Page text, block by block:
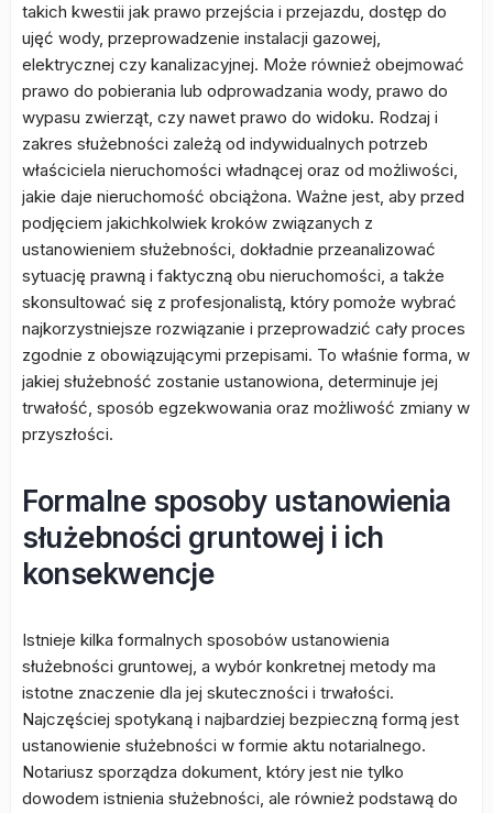
takich kwestii jak prawo przejścia i przejazdu, dostęp do
ujęć wody, przeprowadzenie instalacji gazowej,
elektrycznej czy kanalizacyjnej. Może również obejmować
prawo do pobierania lub odprowadzania wody, prawo do
wypasu zwierząt, czy nawet prawo do widoku. Rodzaj i
zakres służebności zależą od indywidualnych potrzeb
właściciela nieruchomości władnącej oraz od możliwości,
jakie daje nieruchomość obciążona. Ważne jest, aby przed
podjęciem jakichkolwiek kroków związanych z
ustanowieniem służebności, dokładnie przeanalizować
sytuację prawną i faktyczną obu nieruchomości, a także
skonsultować się z profesjonalistą, który pomoże wybrać
najkorzystniejsze rozwiązanie i przeprowadzić cały proces
zgodnie z obowiązującymi przepisami. To właśnie forma, w
jakiej służebność zostanie ustanowiona, determinuje jej
trwałość, sposób egzekwowania oraz możliwość zmiany w
przyszłości.
Formalne sposoby ustanowienia
służebności gruntowej i ich
konsekwencje
Istnieje kilka formalnych sposobów ustanowienia
służebności gruntowej, a wybór konkretnej metody ma
istotne znaczenie dla jej skuteczności i trwałości.
Najczęściej spotykaną i najbardziej bezpieczną formą jest
ustanowienie służebności w formie aktu notarialnego.
Notariusz sporządza dokument, który jest nie tylko
dowodem istnienia służebności, ale również podstawą do